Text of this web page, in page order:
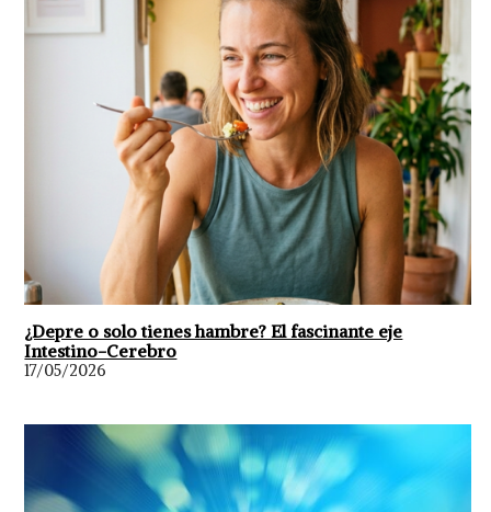
¿Depre o solo tienes hambre? El fascinante eje
Intestino-Cerebro
17/05/2026